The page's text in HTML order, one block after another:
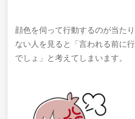
顔色を伺って行動するのが当た
ない人を見ると「言われる前に
でしょ」と考えてしまいます。